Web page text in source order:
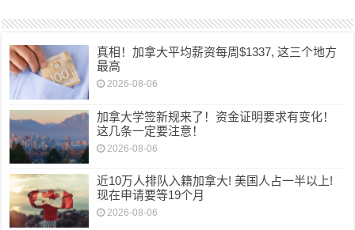
真相！加拿大平均薪资每周$1337, 这三个地方
最高
2026-08-06
加拿大学签新规来了！资金证明要求有变化！
这几条一定要注意！
2026-08-06
近10万人排队入籍加拿大! 美国人占一半以上!
现在申请要等19个月
2026-08-06